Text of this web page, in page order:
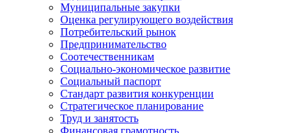
Муниципальные закупки
Оценка регулирующего воздействия
Потребительский рынок
Предпринимательство
Соотечественникам
Социально-экономическое развитие
Социальный паспорт
Стандарт развития конкуренции
Стратегическое планирование
Труд и занятость
Финансовая грамотность